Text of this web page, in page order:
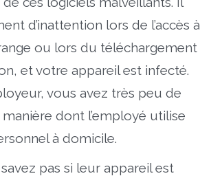
d’inattention lors de l’accès à
ou lors du téléchargement
et votre appareil est infecté.
vous avez très peu de
dont l’employé utilise
à domicile.
pas si leur appareil est